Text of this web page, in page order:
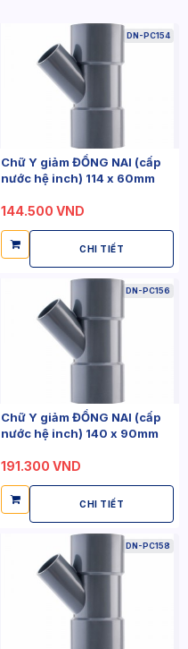
DN-PC154
Chữ Y giảm ĐỒNG NAI (cấp
nước hệ inch) 114 x 60mm
144.500 VND
CHI TIẾT
DN-PC156
Chữ Y giảm ĐỒNG NAI (cấp
nước hệ inch) 140 x 90mm
191.300 VND
CHI TIẾT
DN-PC158